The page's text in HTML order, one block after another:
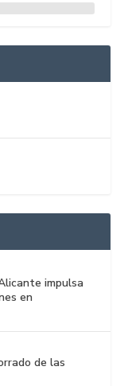
impulsa
en
de las